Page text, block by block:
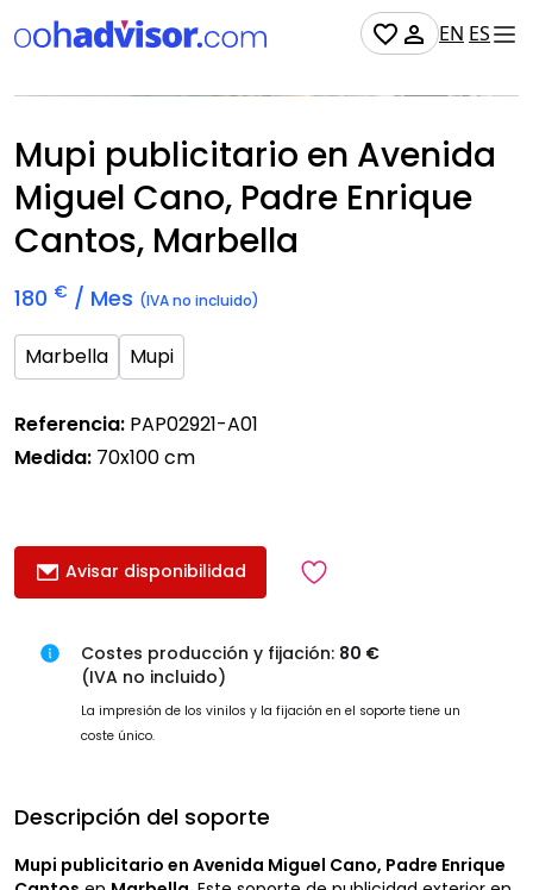
EN ES
No Disponible
Mupi publicitario en Avenida
Miguel Cano, Padre Enrique
Cantos, Marbella
180 € / Mes (IVA no incluido)
Marbella Mupi
Referencia: PAP02921-A01
Medida: 70x100 cm
Avisar disponibilidad
Costes producción y fijación: 80 €
(IVA no incluido)
La impresión de los vinilos y la fijación en el soporte tiene un
coste único.
Descripción del soporte
Mupi publicitario en Avenida Miguel Cano, Padre Enrique